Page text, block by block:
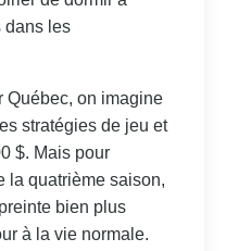
dans les
Québec, on imagine
stratégies de jeu et
$. Mais pour
la quatrième saison,
bien plus
à la vie normale.